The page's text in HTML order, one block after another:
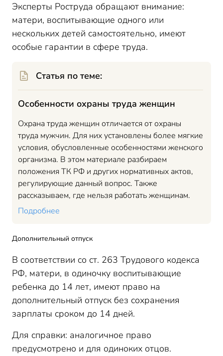
Эксперты Роструда обращают внимание:
матери, воспитывающие одного или
нескольких детей самостоятельно, имеют
особые гарантии в сфере труда.
Статья по теме:
Особенности охраны труда женщин
Охрана труда женщин отличается от охраны
труда мужчин. Для них установлены более мягкие
условия, обусловленные особенностями женского
организма. В этом материале разбираем
положения ТК РФ и других нормативных актов,
регулирующие данный вопрос. Также
рассказываем, где нельзя работать женщинам.
Подробнее
Дополнительный отпуск
В соответствии со ст. 263 Трудового кодекса
РФ, матери, в одиночку воспитывающие
ребенка до 14 лет, имеют право на
дополнительный отпуск без сохранения
зарплаты сроком до 14 дней.
Для справки: аналогичное право
предусмотрено и для одиноких отцов.